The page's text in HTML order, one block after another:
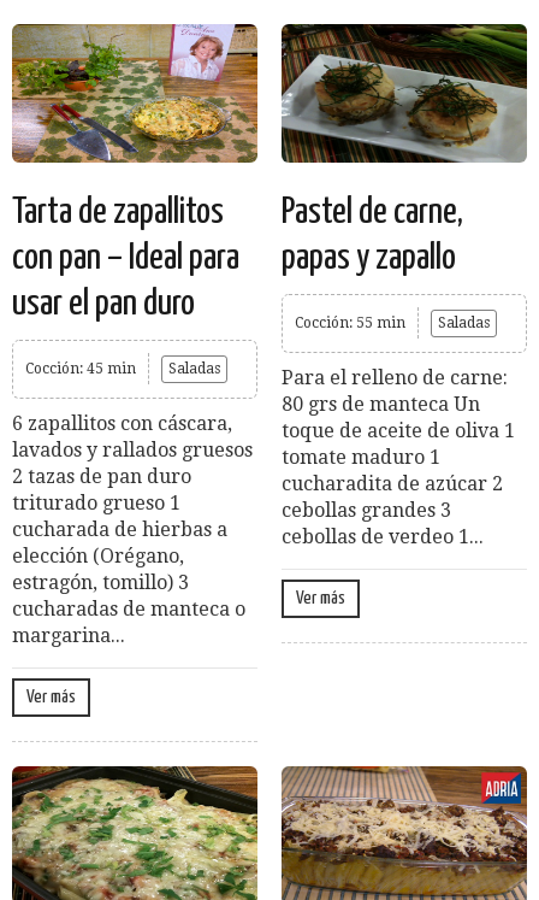
Tarta de zapallitos
con pan – Ideal para
usar el pan duro
Cocción: 45 min Saladas
6 zapallitos con cáscara,
lavados y rallados gruesos
2 tazas de pan duro
triturado grueso 1
cucharada de hierbas a
elección (Orégano,
estragón, tomillo) 3
cucharadas de manteca o
margarina...
Ver más
Pastel de carne,
papas y zapallo
Cocción: 55 min Saladas
Para el relleno de carne:
80 grs de manteca Un
toque de aceite de oliva 1
tomate maduro 1
cucharadita de azúcar 2
cebollas grandes 3
cebollas de verdeo 1...
Ver más